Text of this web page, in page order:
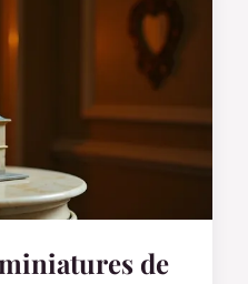
de